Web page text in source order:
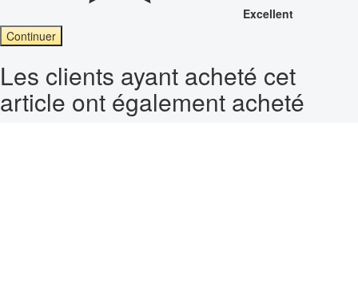
Excellent
Continuer
Les clients ayant acheté cet
article ont également acheté